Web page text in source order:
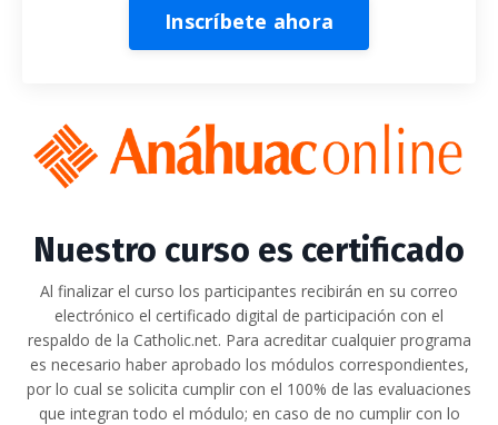
Inscríbete ahora
Nuestro curso es certificado
Al finalizar el curso los participantes recibirán en su correo
electrónico el certificado digital de participación con el
respaldo de la Catholic.net. Para acreditar cualquier programa
es necesario haber aprobado los módulos correspondientes,
por lo cual se solicita cumplir con el 100% de las evaluaciones
que integran todo el módulo; en caso de no cumplir con lo